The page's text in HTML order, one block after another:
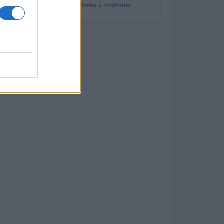
deal e proprietà diretta a confronto